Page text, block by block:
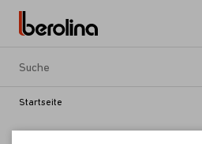
Startseite